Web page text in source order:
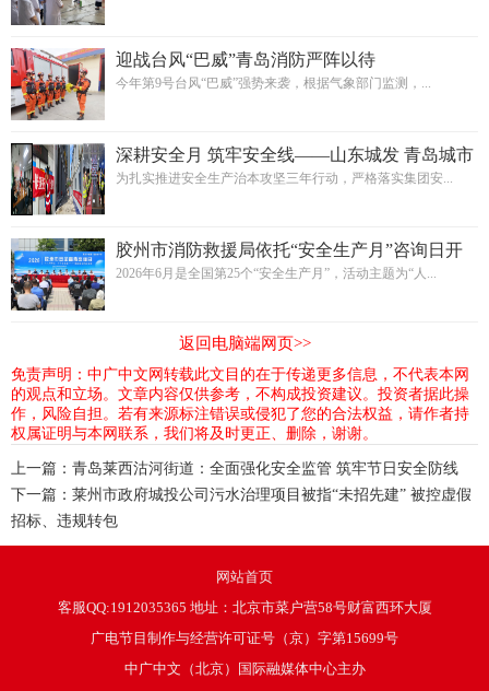
迎战台风“巴威”青岛消防严阵以待
今年第9号台风“巴威”强势来袭，根据气象部门监测，...
深耕安全月 筑牢安全线——山东城发 青岛城市
公司扎实推进安全生产月系列工作
为扎实推进安全生产治本攻坚三年行动，严格落实集团安...
胶州市消防救援局依托“安全生产月”咨询日开
展消防宣传活动
2026年6月是全国第25个“安全生产月”，活动主题为“人...
返回电脑端网页>>
免责声明：中广中文网转载此文目的在于传递更多信息，不代表本网
的观点和立场。文章内容仅供参考，不构成投资建议。投资者据此操
作，风险自担。若有来源标注错误或侵犯了您的合法权益，请作者持
权属证明与本网联系，我们将及时更正、删除，谢谢。
上一篇： 青岛莱西沽河街道：全面强化安全监管 筑牢节日安全防线
下一篇： 莱州市政府城投公司污水治理项目被指“未招先建” 被控虚假
招标、违规转包
网站首页
客服QQ:1912035365 地址：北京市菜户营58号财富西环大厦
广电节目制作与经营许可证号（京）字第15699号
中广中文（北京）国际融媒体中心主办